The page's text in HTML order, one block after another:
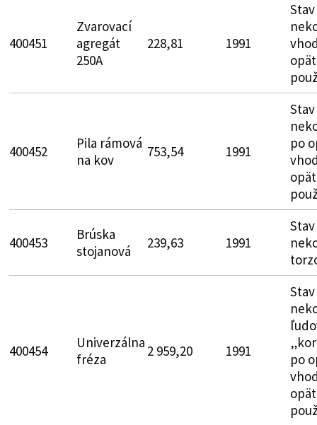
400451
Zvarovací
agregát
250A
228,81 1991
Stav
400452
Pila rámová
na kov
753,54 1991
Stav
po
400453
Brúska
stojanová
239,63 1991
Stav
400454
Univerzálna
fréza
2 959,20 1991
Stav
po